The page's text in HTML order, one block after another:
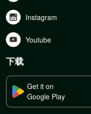
Instagram
Youtube
下载
Get it on
Google Play